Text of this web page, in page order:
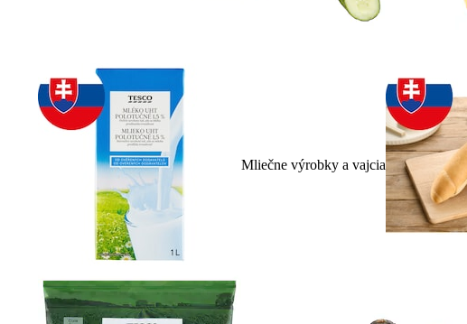
Mliečne výrobky a vajcia